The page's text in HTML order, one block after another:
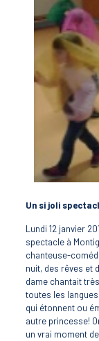
Un si joli
Lundi 12 janvier
spectacle à
chanteuse-
nuit, des rêves et
dame chantait
toutes les
qui étonnent ou
autre princesse!
un vrai moment